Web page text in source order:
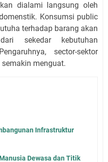
dialami langsung oleh
Konsumsi public
terhadap barang akan
sekedar kebutuhan
sector-sektor
menguat.
Infrastruktur
Dewasa dan Titik